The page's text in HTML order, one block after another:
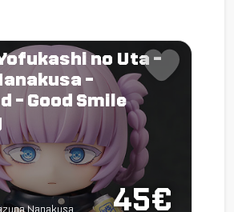
45€
no Uta -
-
- Good Smile
Nanakusa